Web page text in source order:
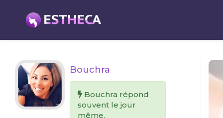
Bouchra
Bouchra répond
souvent le jour
même.